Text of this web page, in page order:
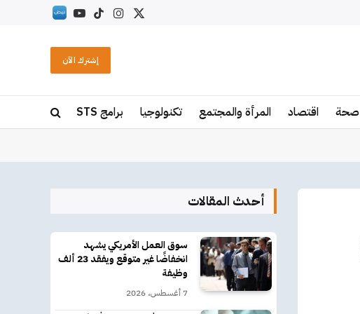
X
الانستغرام
تيكتوكيوتيوب
RSS
إشترك الآن
صحة اقتصاد المرأة والمجتمع تكنولوجيا برامج STS
أحدث المقالات
سوق العمل الأمريكي يشهد
انخفاضًا غير متوقع ويفقد 23 ألف
وظيفة
7 أغسطس، 2026